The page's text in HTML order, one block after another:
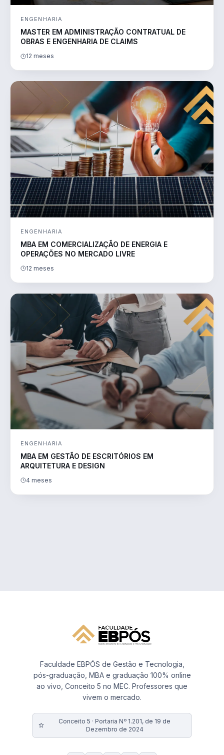
ENGENHARIA
MASTER EM ADMINISTRAÇÃO CONTRATUAL DE
OBRAS E ENGENHARIA DE CLAIMS
12 meses
ENGENHARIA
MBA EM COMERCIALIZAÇÃO DE ENERGIA E
OPERAÇÕES NO MERCADO LIVRE
12 meses
ENGENHARIA
MBA EM GESTÃO DE ESCRITÓRIOS EM
ARQUITETURA E DESIGN
4 meses
Faculdade EBPÓS de Gestão e Tecnologia,
pós-graduação, MBA e graduação 100% online
ao vivo, Conceito 5 no MEC. Professores que
vivem o mercado.
Conceito 5 · Portaria Nº 1.201, de 19 de
Dezembro de 2024